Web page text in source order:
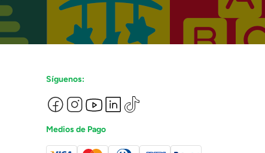
Síguenos:
Medios de Pago